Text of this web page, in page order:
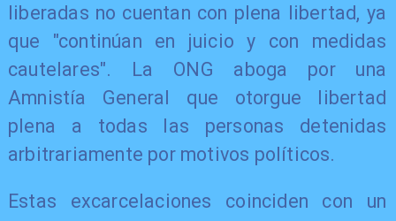
liberadas no cuentan con plena libertad, ya
que "continúan en juicio y con medidas
cautelares". La ONG aboga por una
Amnistía General que otorgue libertad
plena a todas las personas detenidas
arbitrariamente por motivos políticos.
Estas excarcelaciones coinciden con un